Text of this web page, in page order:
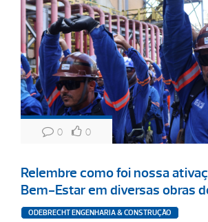
0 0
Relembre como foi nossa
Bem-Estar em diversas obras
ODEBRECHT ENGENHARIA & CONSTRUÇÃO